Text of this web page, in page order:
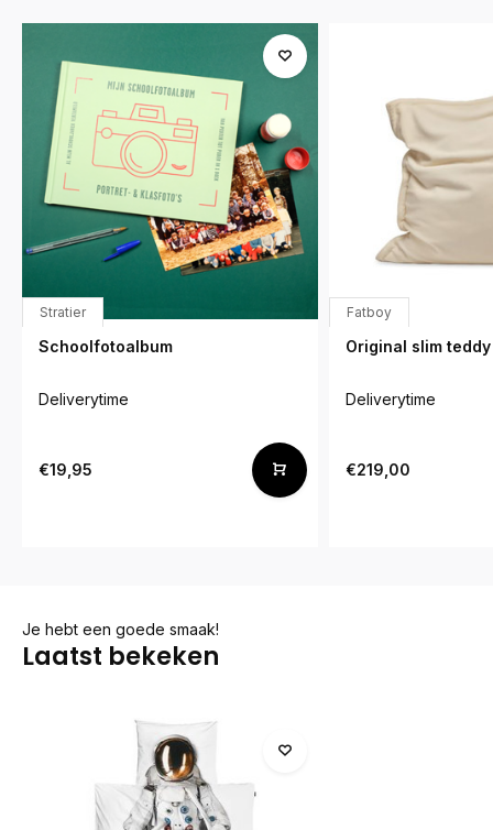
Stratier
Schoolfotoalbum
Deliverytime
€19,95
Fatboy
Original slim teddy
Deliverytime
€219,00
Je hebt een goede smaak!
Laatst bekeken